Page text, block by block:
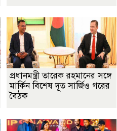
প্রধানমন্ত্রী তারেক রহমানের সঙ্গে
মার্কিন বিশেষ দূত সার্জিও গরের
বৈঠক